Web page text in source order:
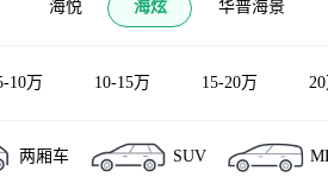
海悦 海炫 华普海景
10万 10-15万 15-20万
两厢车 SUV